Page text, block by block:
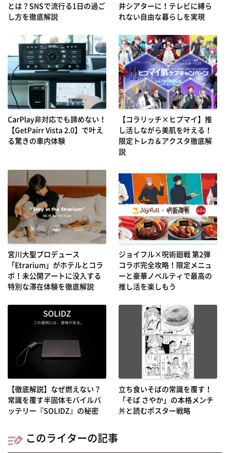
とは？SNSで流行る1日の過ご
し方を徹底解説
井シアターに！テレビに縛ら
れない自由な暮らしを実現
CarPlay非対応でも諦めない！
【GetPairr Vista 2.0】で叶え
る驚きの車内体験
【コラリッチ×ヒプマイ】推
し活しながら美肌を叶える！
限定トレカ＆アクスタ徹底解
説
宮川大聖プロデュース
「Etrarium」がホテルとコラ
ボ！未公開アートに没入する
特別な滞在体験を徹底解説
ジョイフル×呪術廻戦 第2弾
コラボ完全攻略！限定メニュ
ーと豪華ノベルティで最高の
推し活を楽しもう
【徹底解説】なぜ燃えない？
常識を覆す半固体モバイルバ
ッテリー『SOLIDZ』の秘密
立ち食いそばの常識を覆す！
「そば さやか」の本格メンチ
丼と読むポスター戦略
このライターの記事